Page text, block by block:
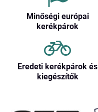
Minőségi európai
kerékpárok
Eredeti kerékpárok és
kiegészítők